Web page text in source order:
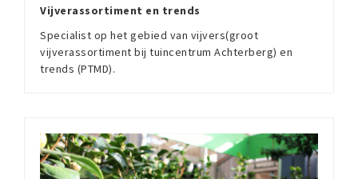
Vijverassortiment en trends
Specialist op het gebied van vijvers(groot
vijverassortiment bij tuincentrum Achterberg) en
trends (PTMD).